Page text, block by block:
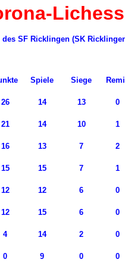
des SF Ricklingen (SK
Spiele Siege
26 14 13 0
21 14 10 1
16 13 7 2
15 15 7 1
12 12 6 0
12 15 6 0
4 14 2 0
0 9 0 0